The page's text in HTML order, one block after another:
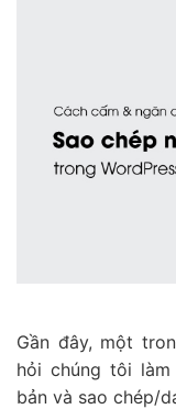
Gần đây, một
hỏi chúng tôi
bản và sao chép/